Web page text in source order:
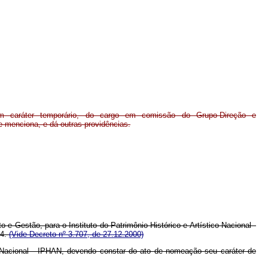
caráter temporário, do cargo em comissão do Grupo-Direção e
menciona, e dá outras providências.
e Gestão, para o Instituto do Patrimônio Histórico e Artístico Nacional -
(Vide Decreto nº 3.707, de 27.12.2000)
- IPHAN, devendo constar do ato de nomeação seu caráter de